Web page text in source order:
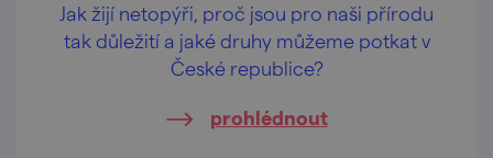
Jak žijí netopýři, proč jsou pro naši přírodu
tak důležití a jaké druhy můžeme potkat v
České republice?
prohlédnout